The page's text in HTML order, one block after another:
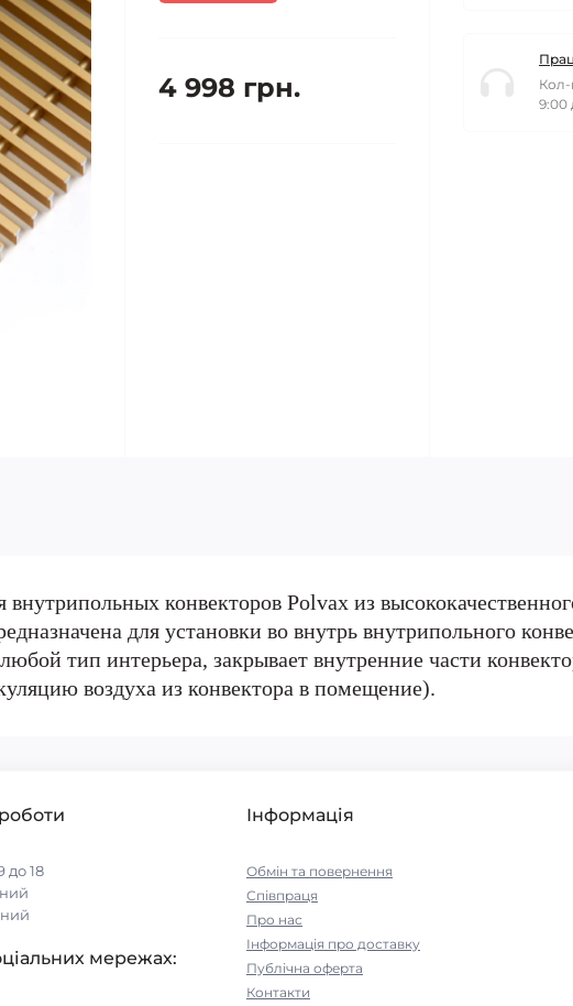
4 998 грн.
Кол-
9:00
конвекторов Polvax из
для установки во внутрь внутрипольного
тип интерьера, закрывает внутренние части
воздуха из конвектора в помещение).
до 18
мережах:
Інформація
Обмін та повернення
Співпраця
Про нас
Інформація про доставку
Публічна оферта
Контакти